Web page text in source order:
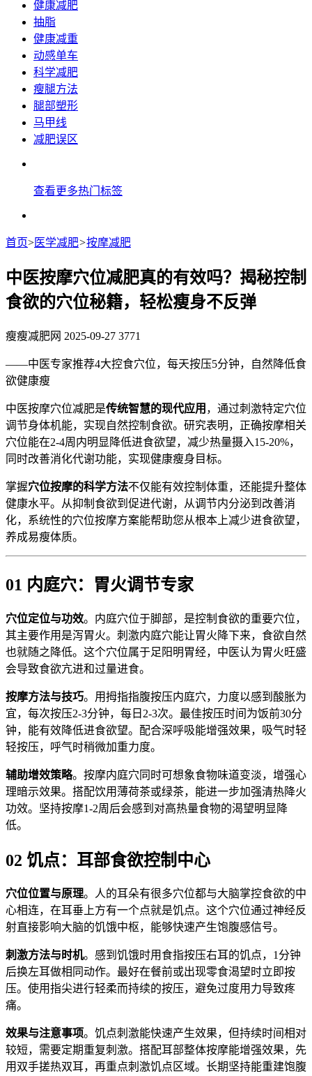
健康减肥
抽脂
健康减重
动感单车
科学减肥
瘦腿方法
腿部塑形
马甲线
减肥误区
查看更多热门标签
首页>医学减肥>按摩减肥
中医按摩穴位减肥真的有效吗？揭秘控制
食欲的穴位秘籍，轻松瘦身不反弹
瘦瘦减肥网 2025-09-27 3771
——中医专家推荐4大控食穴位，每天按压5分钟，自然降低食
欲健康瘦
中医按摩穴位减肥是传统智慧的现代应用 ，通过刺激特定穴位
调节身体机能，实现自然控制食欲。研究表明，正确按摩相关
穴位能在2-4周内明显降低进食欲望，减少热量摄入15-20%，
同时改善消化代谢功能，实现健康瘦身目标。
掌握穴位按摩的科学方法不仅能有效控制体重，还能提升整体
健康水平。从抑制食欲到促进代谢，从调节内分泌到改善消
化，系统性的穴位按摩方案能帮助您从根本上减少进食欲望，
养成易瘦体质。
01 内庭穴：胃火调节专家
穴位定位与功效。内庭穴位于脚部，是控制食欲的重要穴位，
其主要作用是泻胃火。刺激内庭穴能让胃火降下来，食欲自然
也就随之降低。这个穴位属于足阳明胃经，中医认为胃火旺盛
会导致食欲亢进和过量进食。
按摩方法与技巧。用拇指指腹按压内庭穴，力度以感到酸胀为
宜，每次按压2-3分钟，每日2-3次。最佳按压时间为饭前30分
钟，能有效降低进食欲望。配合深呼吸能增强效果，吸气时轻
轻按压，呼气时稍微加重力度。
辅助增效策略。按摩内庭穴同时可想象食物味道变淡，增强心
理暗示效果。搭配饮用薄荷茶或绿茶，能进一步加强清热降火
功效。坚持按摩1-2周后会感到对高热量食物的渴望明显降
低。
02 饥点：耳部食欲控制中心
穴位位置与原理。人的耳朵有很多穴位都与大脑掌控食欲的中
心相连，在耳垂上方有一个点就是饥点。这个穴位通过神经反
射直接影响大脑的饥饿中枢，能够快速产生饱腹感信号。
刺激方法与时机。感到饥饿时用食指按压右耳的饥点，1分钟
后换左耳做相同动作。最好在餐前或出现零食渴望时立即按
压。使用指尖进行轻柔而持续的按压，避免过度用力导致疼
痛。
效果与注意事项。饥点刺激能快速产生效果，但持续时间相对
较短，需要定期重复刺激。搭配耳部整体按摩能增强效果，先
用双手搓热双耳，再重点刺激饥点区域。长期坚持能重建饱腹